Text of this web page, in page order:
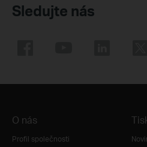
Sledujte nás
O nás
Profil společnosti